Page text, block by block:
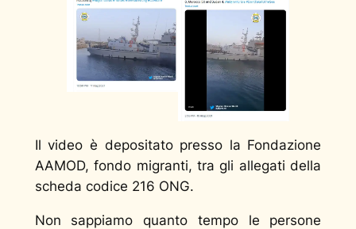
Il video è depositato presso la Fondazione
AAMOD, fondo migranti, tra gli allegati della
scheda codice 216 ONG.
Non sappiamo quanto tempo le persone